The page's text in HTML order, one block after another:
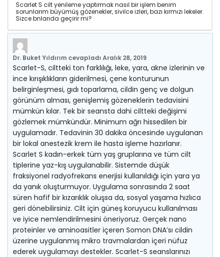
Scarlet S cilt yenileme yaptırmak nasıl bir işlem benim
sorunlarım büyümüş gözenekler, sivilce izleri, bazı kırmızı lekeler.
Sizce bnlarıda geçirir mi?
Dr. Buket Yıldırım cevapladı Aralık 28, 2019
Scarlet-S, ciltteki ton farklılığı, leke, yara, akne izlerinin ve
ince kırışıklıkların giderilmesi, çene konturunun
belirginleşmesi, gıdı toparlama, cildin genç ve dolgun
görünüm alması, genişlemiş gözeneklerin tedavisini
mümkün kılar. Tek bir seansta dahi ciltteki değişimi
gözlemek mümkündür. Minimum ağrı hissedilen bir
uygulamadır. Tedavinin 30 dakika öncesinde uygulanan
bir lokal anestezik krem ile hasta işleme hazırlanır.
Scarlet S kadın-erkek tüm yaş gruplarına ve tüm cilt
tiplerine yaz-kış uygulanabilir. Sistemde düşük
fraksiyonel radyofrekans enerjisi kullanıldığı için yara ya
da yanık oluşturmuyor. Uygulama sonrasında 2 saat
süren hafif bir kızarıklık oluşsa da, sosyal yaşama hızlıca
geri dönebilirsiniz. Cilt için güneş koruyucu kullanılması
ve iyice nemlendirilmesini öneriyoruz. Gerçek nano
proteinler ve aminoasitler içeren Somon DNA’sı cildin
üzerine uygulanmış mikro travmalardan içeri nüfuz
ederek uygulamayı destekler. Scarlet-S seanslarınızı